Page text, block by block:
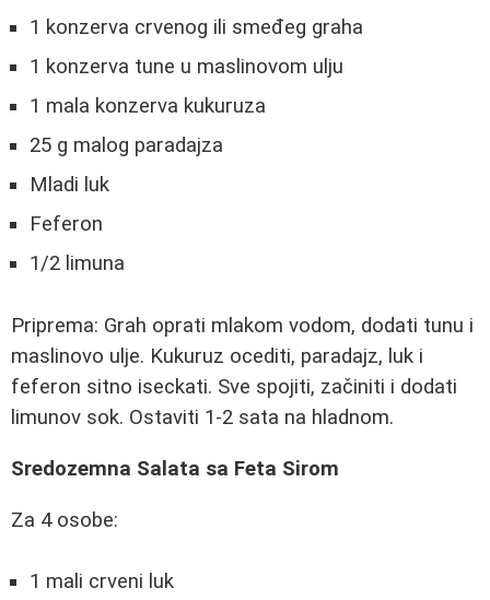
1 konzerva crvenog ili smeđeg graha
1 konzerva tune u maslinovom ulju
1 mala konzerva kukuruza
25 g malog paradajza
Mladi luk
Feferon
1/2 limuna
Priprema: Grah oprati mlakom vodom, dodati tunu i
maslinovo ulje. Kukuruz ocediti, paradajz, luk i
feferon sitno iseckati. Sve spojiti, začiniti i dodati
limunov sok. Ostaviti 1-2 sata na hladnom.
Sredozemna Salata sa Feta Sirom
Za 4 osobe:
1 mali crveni luk